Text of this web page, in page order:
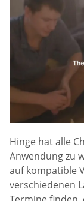
Hinge hat alle
Anwendung zu
auf kompatible
verschiedenen